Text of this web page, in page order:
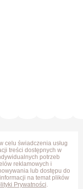
celu świadczenia usług
treści dostępnych w
potrzeb
reklamowych i
lub dostępu do
na temat plików
Prywatności.